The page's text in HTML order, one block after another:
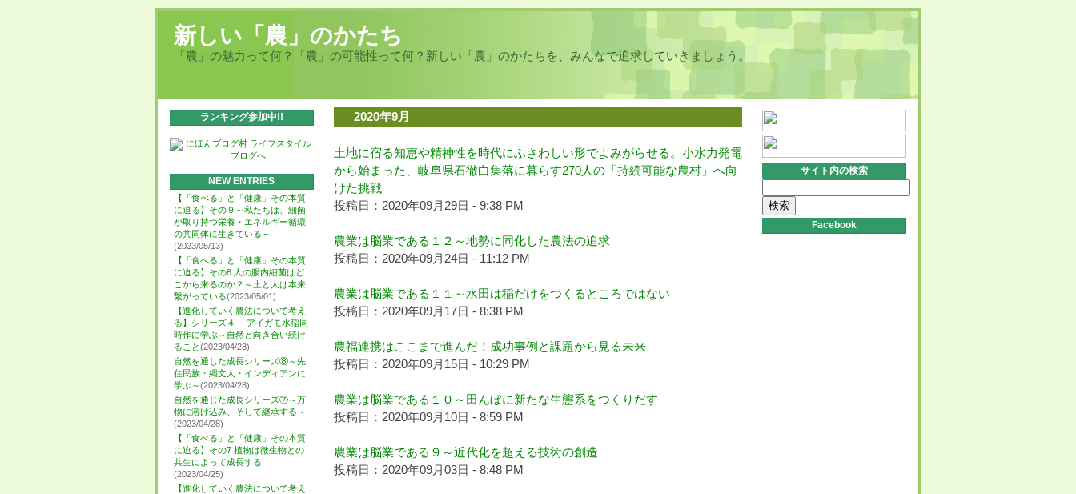
新しい「農」のかたち
「農」の魅力って何？「農」の可能性って何？新しい「農」のかたちを、みんなで追求していきましょう。
ランキング参加中!!
NEW ENTRIES
【「食べる」と「健康」その本質
に迫る】その９～私たちは、細菌
が取り持つ栄養・エネルギー循環
の共同体に生きている～
(2023/05/13)
【「食べる」と「健康」その本質
に迫る】その8 人の腸内細菌はど
こから来るのか？～土と人は本来
繋がっている(2023/05/01)
【進化していく農法について考え
る】シリーズ４ アイガモ水稲同
時作に学ぶ～自然と向き合い続け
ること(2023/04/28)
自然を通じた成長シリーズ⑧～先
住民族・縄文人・インディアンに
学ぶ～(2023/04/28)
自然を通じた成長シリーズ⑦～万
物に溶け込み、そして継承する～
(2023/04/28)
【「食べる」と「健康」その本質
に迫る】その7 植物は微生物との
共生によって成長する
(2023/04/25)
【進化していく農法について考え
2020年9月
土地に宿る知恵や精神性を時代にふさわしい形でよみがらせる。小水力発電
から始まった、岐阜県石徹白集落に暮らす270人の「持続可能な農村」へ向
けた挑戦
投稿日：2020年09月29日 - 9:38 PM
農業は脳業である１２～地勢に同化した農法の追求
投稿日：2020年09月24日 - 11:12 PM
農業は脳業である１１～水田は稲だけをつくるところではない
投稿日：2020年09月17日 - 8:38 PM
農福連携はここまで進んだ！成功事例と課題から見る未来
投稿日：2020年09月15日 - 10:29 PM
農業は脳業である１０～田んぼに新たな生態系をつくりだす
投稿日：2020年09月10日 - 8:59 PM
農業は脳業である９～近代化を超える技術の創造
投稿日：2020年09月03日 - 8:48 PM
サイト内の検索
索:
Facebook